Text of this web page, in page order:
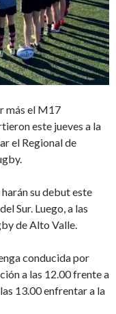
más el M17
este jueves a la
el Regional de
su debut este
Sur. Luego, a las
de Alto Valle.
conducida por
a las 12.00 frente a
13.00 enfrentar a la